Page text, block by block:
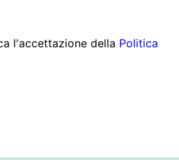
l'accettazione della Politica